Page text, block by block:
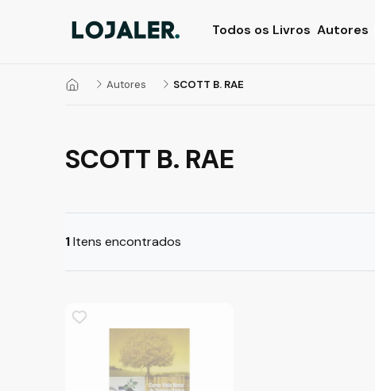
Todos os Livros Autores
Autores SCOTT B. RAE
SCOTT B. RAE
1Itens encontrados